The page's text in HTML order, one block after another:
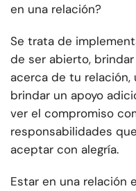
en una relación?
Se trata de
de ser abierto,
acerca de tu relación,
brindar un apoyo
ver el compromiso
responsabilidades
aceptar con alegría.
Estar en una relación